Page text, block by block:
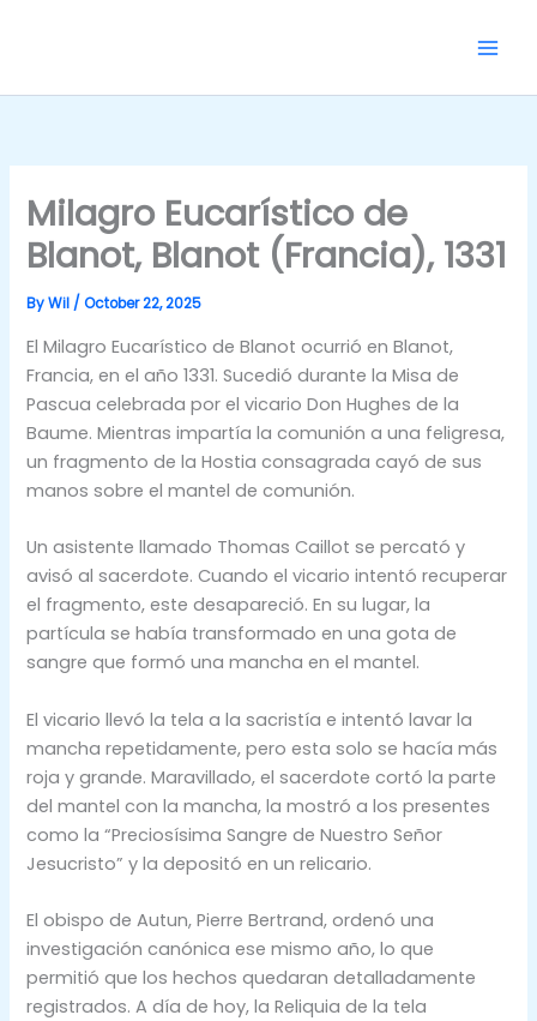
Milagro Eucarístico de
Blanot, Blanot (Francia), 1331
ByWil /October 22, 2025
El Milagro Eucarístico de Blanot ocurrió en Blanot,
Francia, en el año 1331. Sucedió durante la Misa de
Pascua celebrada por el vicario Don Hughes de la
Baume. Mientras impartía la comunión a una feligresa,
un fragmento de la Hostia consagrada cayó de sus
manos sobre el mantel de comunión.
Un asistente llamado Thomas Caillot se percató y
avisó al sacerdote. Cuando el vicario intentó recuperar
el fragmento, este desapareció. En su lugar, la
partícula se había transformado en una gota de
sangre que formó una mancha en el mantel.
El vicario llevó la tela a la sacristía e intentó lavar la
mancha repetidamente, pero esta solo se hacía más
roja y grande. Maravillado, el sacerdote cortó la parte
del mantel con la mancha, la mostró a los presentes
como la “Preciosísima Sangre de Nuestro Señor
Jesucristo” y la depositó en un relicario.
El obispo de Autun, Pierre Bertrand, ordenó una
investigación canónica ese mismo año, lo que
permitió que los hechos quedaran detalladamente
registrados. A día de hoy, la Reliquia de la tela